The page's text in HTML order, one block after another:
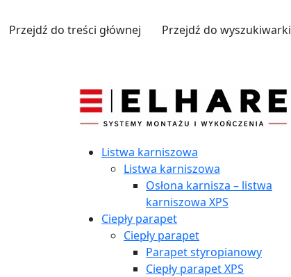
Przejdź do treści głównej Przejdź do wyszukiwarki
Listwa karniszowa
Listwa karniszowa
Osłona karnisza – listwa
karniszowa XPS
Ciepły parapet
Ciepły parapet
Parapet styropianowy
Ciepły parapet XPS